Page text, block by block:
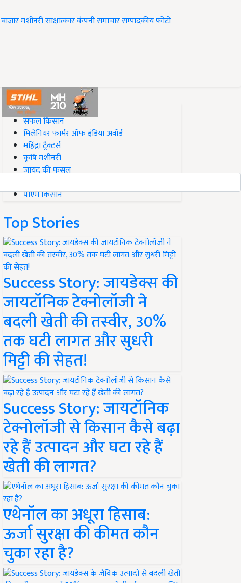
बाजारमशीनरीसाक्षात्कारकंपनी समाचारसम्पादकीयफोटो
#Top on Krishi Jagran
सफल किसान
मिलेनियर फार्मर ऑफ इंडिया अवॉर्ड
महिंद्रा ट्रैक्टर्स
कृषि मशीनरी
जायद की फसल
पीएम किसान
Top Stories
Success Story: जायडेक्स की
जायटॉनिक टेक्नोलॉजी ने
बदली खेती की तस्वीर, 30%
तक घटी लागत और सुधरी
मिट्टी की सेहत!
Success Story: जायटॉनिक
टेक्नोलॉजी से किसान कैसे बढ़ा
रहे हैं उत्पादन और घटा रहे हैं
खेती की लागत?
एथेनॉल का अधूरा हिसाब:
ऊर्जा सुरक्षा की कीमत कौन
चुका रहा है?